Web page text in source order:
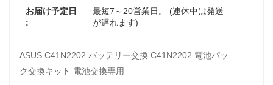
お届け予定日
:
最短7～20営業日。 (連休中は発送
が遅れます)
ASUS C41N2202 バッテリー交換 C41N2202 電池パッ
ク交換キット 電池交換専用